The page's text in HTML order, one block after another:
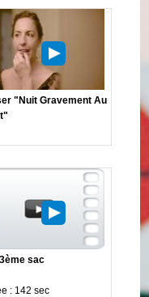
"Nuit Gravement Au
sac
: 142 sec